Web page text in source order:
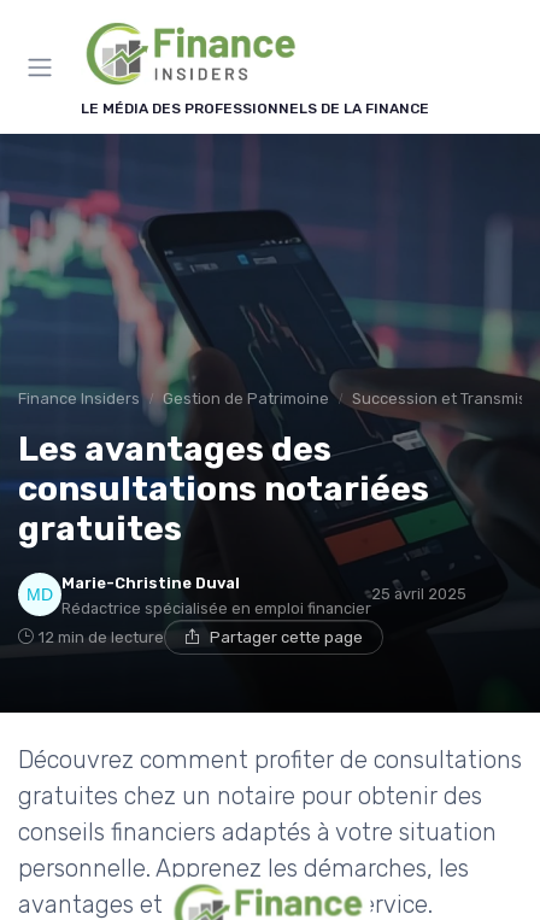
LE MÉDIA DES PROFESSIONNELS DE LA FINANCE
Finance Insiders Gestion de Patrimoine Succession et
Les avantages des
consultations notariées
gratuites
Marie-Christine Duval
Rédactrice spécialisée en emploi financier
25 avril 2025
12 min de lecture Partager cette page
Découvrez comment profiter de consultations
gratuites chez un notaire pour obtenir des
conseils financiers adaptés à votre situation
personnelle. Apprenez les démarches, les
avantages et les limites de ce service.